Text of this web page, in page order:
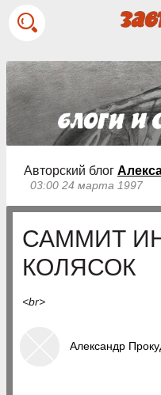
Авторский блог
03:00 24 марта 1997
САММИТ
КОЛЯСОК
<br>
Александр